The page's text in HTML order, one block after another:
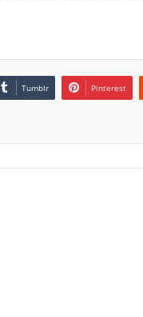
Tumblr Pinterest